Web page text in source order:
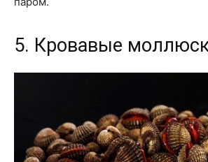
5. Кровавые